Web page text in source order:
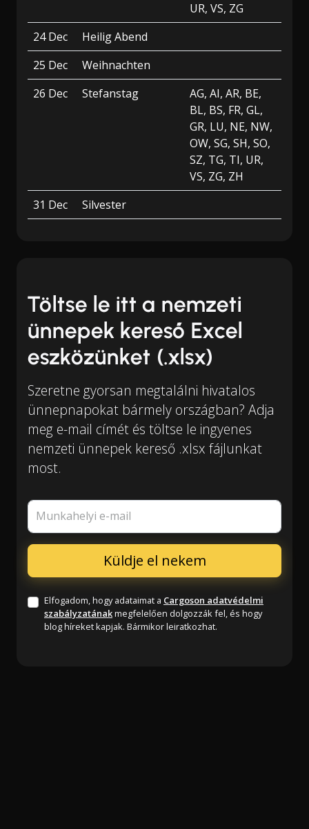
UR, VS, ZG
24 Dec
Heilig Abend
25 Dec
Weihnachten
26 Dec
Stefanstag
AG, AI, AR, BE,
BL, BS, FR, GL,
GR, LU, NE, NW,
OW, SG, SH, SO,
SZ, TG, TI, UR,
VS, ZG, ZH
31 Dec
Silvester
Töltse le itt a nemzeti
ünnepek kereső Excel
eszközünket (.xlsx)
Szeretne gyorsan megtalálni hivatalos
ünnepnapokat bármely országban? Adja
meg e-mail címét és töltse le ingyenes
nemzeti ünnepek kereső .xlsx fájlunkat
most.
Munkahelyi e-mail
Elfogadom, hogy adataimat a Cargoson adatvédelmi
szabályzatánakmegfelelően dolgozzák fel, és hogy
blog híreket kapjak. Bármikor leiratkozhat.